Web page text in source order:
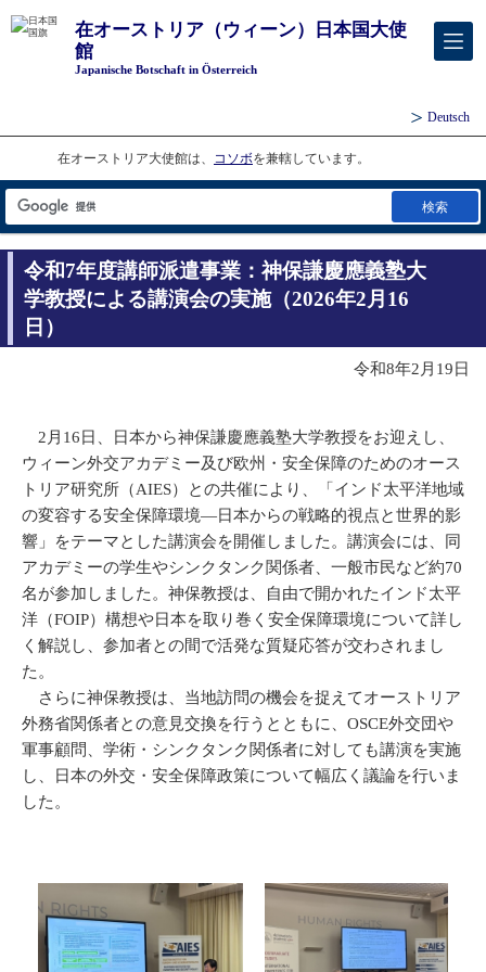
在オーストリア（ウィーン）日本国大使
館
Japanische Botschaft in Österreich
Deutsch
在オーストリア大使館は、 コソボを兼轄しています。
検索
令和7年度講師派遣事業：神保謙慶應義塾大
学教授による講演会の実施（2026年2月16
日）
令和8年2月19日
2月16日、日本から神保謙慶應義塾大学教授をお迎えし、
ウィーン外交アカデミー及び欧州・安全保障のためのオース
トリア研究所（AIES）との共催により、「インド太平洋地域
の変容する安全保障環境―日本からの戦略的視点と世界的影
響」をテーマとした講演会を開催しました。講演会には、同
アカデミーの学生やシンクタンク関係者、一般市民など約70
名が参加しました。神保教授は、自由で開かれたインド太平
洋（FOIP）構想や日本を取り巻く安全保障環境について詳し
く解説し、参加者との間で活発な質疑応答が交わされまし
た。
さらに神保教授は、当地訪問の機会を捉えてオーストリア
外務省関係者との意見交換を行うとともに、OSCE外交団や
軍事顧問、学術・シンクタンク関係者に対しても講演を実施
し、日本の外交・安全保障政策について幅広く議論を行いま
した。